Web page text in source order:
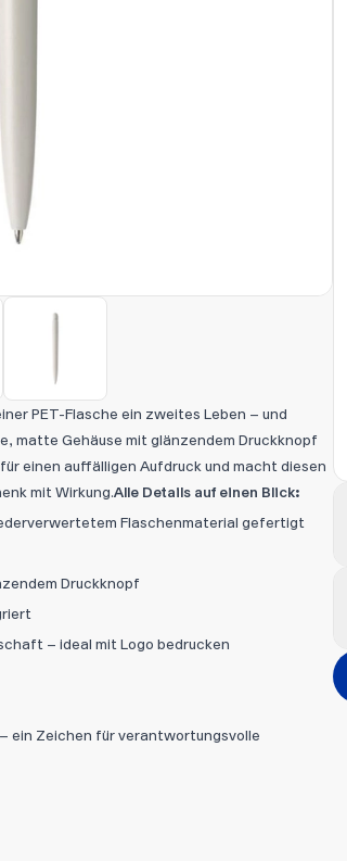
PET-Flasche ein zweites Leben – und
matte Gehäuse mit glänzendem Druckknopf
einen auffälligen Aufdruck und macht diesen
mit Wirkung.Alle Details auf einen Blick:
Flaschenmaterial gefertigt
Druckknopf
– ideal mit Logo bedrucken
ein Zeichen für verantwortungsvolle